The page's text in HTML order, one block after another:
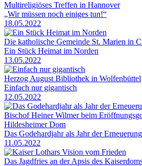
Multireligiöses Treffen in Hannover
„Wir müssen noch einiges tun!“
18.05.2022
Die katholische Gemeinde St. Marien in
Ein Stück Heimat im Norden
13.05.2022
Herzog August Bibliothek in Wolfenbüttel
Einfach nur gigantisch
12.05.2022
Bischof Heiner Wilmer beim
Hildesheimer Dom
Das Godehardjahr als Jahr der Erneuerung
11.05.2022
Das Jagdfries an der Apsis des